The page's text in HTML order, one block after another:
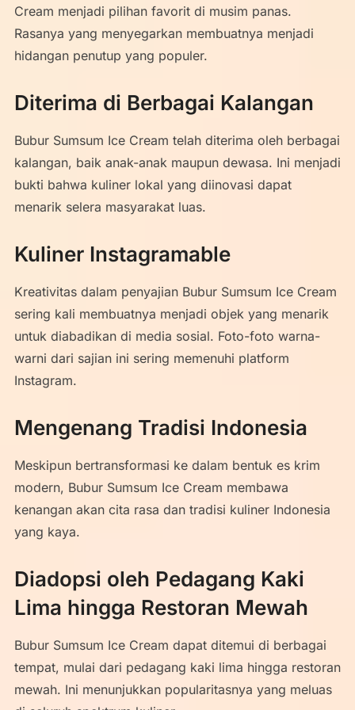
Cream menjadi pilihan favorit di musim panas.
Rasanya yang menyegarkan membuatnya menjadi
hidangan penutup yang populer.
Diterima di Berbagai Kalangan
Bubur Sumsum Ice Cream telah diterima oleh berbagai
kalangan, baik anak-anak maupun dewasa. Ini menjadi
bukti bahwa kuliner lokal yang diinovasi dapat
menarik selera masyarakat luas.
Kuliner Instagramable
Kreativitas dalam penyajian Bubur Sumsum Ice Cream
sering kali membuatnya menjadi objek yang menarik
untuk diabadikan di media sosial. Foto-foto warna-
warni dari sajian ini sering memenuhi platform
Instagram.
Mengenang Tradisi Indonesia
Meskipun bertransformasi ke dalam bentuk es krim
modern, Bubur Sumsum Ice Cream membawa
kenangan akan cita rasa dan tradisi kuliner Indonesia
yang kaya.
Diadopsi oleh Pedagang Kaki
Lima hingga Restoran Mewah
Bubur Sumsum Ice Cream dapat ditemui di berbagai
tempat, mulai dari pedagang kaki lima hingga restoran
mewah. Ini menunjukkan popularitasnya yang meluas